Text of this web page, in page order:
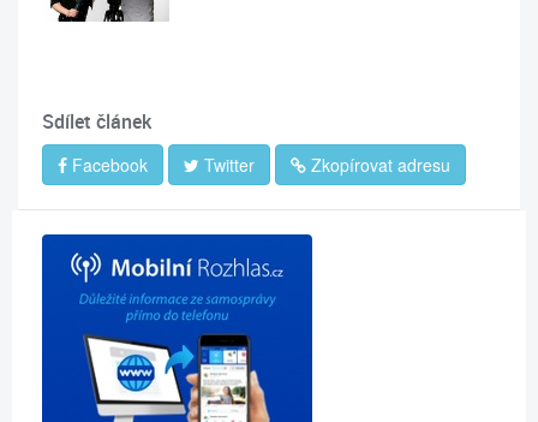
Sdílet článek
Facebook Twitter Zkopírovat adresu